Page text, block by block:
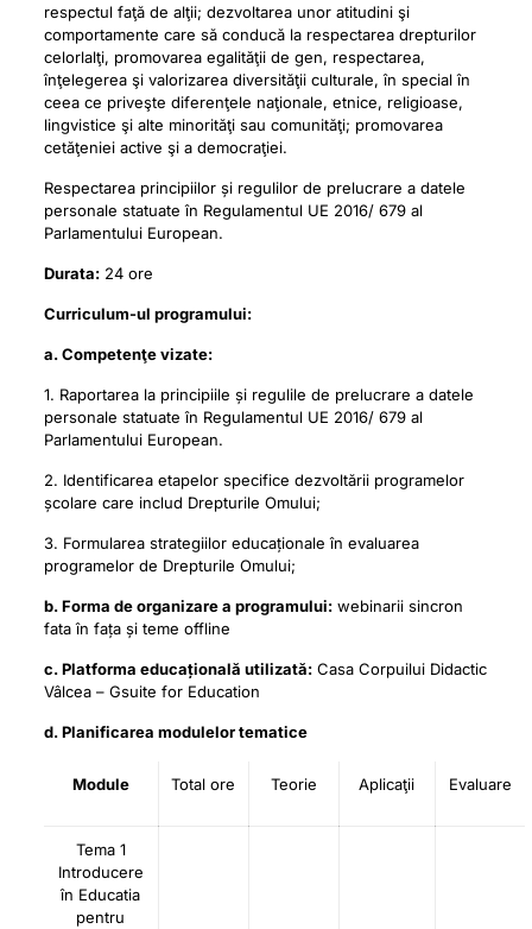
respectul faţă de alţii; dezvoltarea unor atitudini şi
comportamente care să conducă la respectarea drepturilor
celorlalţi, promovarea egalităţii de gen, respectarea,
înţelegerea şi valorizarea diversităţii culturale, în special în
ceea ce priveşte diferenţele naţionale, etnice, religioase,
lingvistice şi alte minorităţi sau comunităţi; promovarea
cetăţeniei active şi a democraţiei.
Respectarea principiilor și regulilor de prelucrare a datele
personale statuate în Regulamentul UE 2016/ 679 al
Parlamentului European.
Durata:24 ore
Curriculum-ul programului:
a. Competenţe vizate:
1. Raportarea la principiile și regulile de prelucrare a datele
personale statuate în Regulamentul UE 2016/ 679 al
Parlamentului European.
2. Identificarea etapelor specifice dezvoltării programelor
școlare care includ Drepturile Omului;
3. Formularea strategiilor educaționale în evaluarea
programelor de Drepturile Omului;
b. Forma de organizare a programului:webinarii sincron
fata în fața și teme offline
c. Platforma educațională utilizată:Casa Corpuilui Didactic
Vâlcea – Gsuite for Education
d. Planificarea modulelor tematice
Module Total ore Teorie Aplicaţii Evaluare
Tema 1
Introducere
în Educatia
pentru